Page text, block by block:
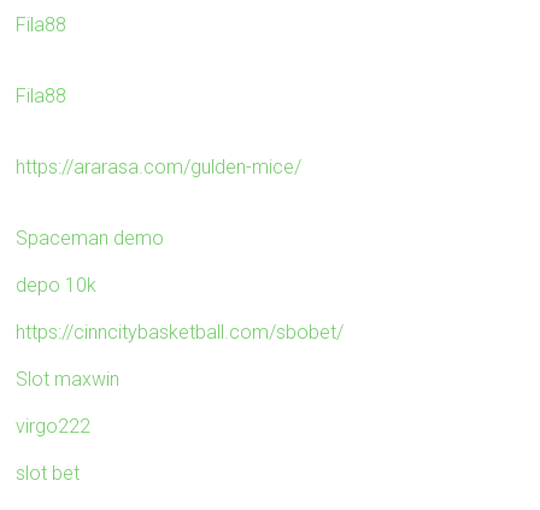
Fila88
Fila88
https://ararasa.com/gulden-mice/
Spaceman demo
depo 10k
https://cinncitybasketball.com/sbobet/
Slot maxwin
virgo222
slot bet